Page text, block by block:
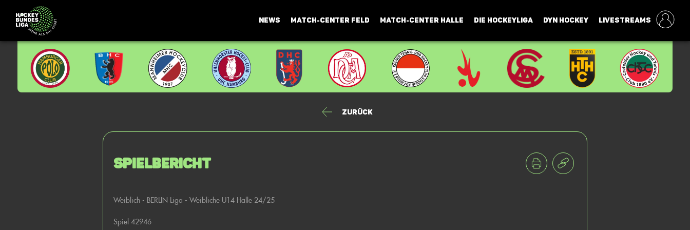
NEWS MATCH-CENTER FELD MATCH-CENTER HALLE DIE HOCKEYLIGA DYN HOCKEY LIVESTREAMS
Zurück
Spielbericht
Weiblich - BERLIN Liga - Weibliche U14 Halle 24/25
Spiel 42946